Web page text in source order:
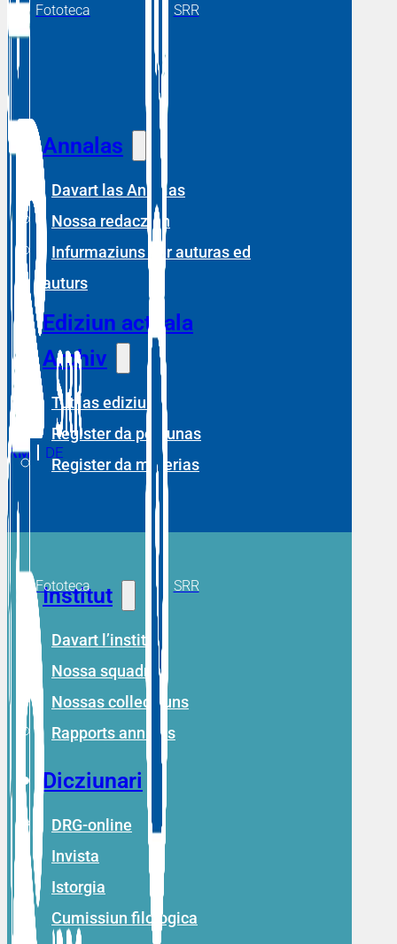
Annalas
Davart las Annalas
Nossa redacziun
Infurmaziuns per auturas ed
auturs
Ediziun actuala
Archiv
Tut las ediziuns
Register da persunas
Register da materias
Fototeca SRR
RM DE
Institut
Davart l’institut
Nossa squadra
Nossas collecziuns
Rapports annuals
Dicziunari
DRG-online
Invista
Istorgia
Cumissiun filologica
Fototeca SRR